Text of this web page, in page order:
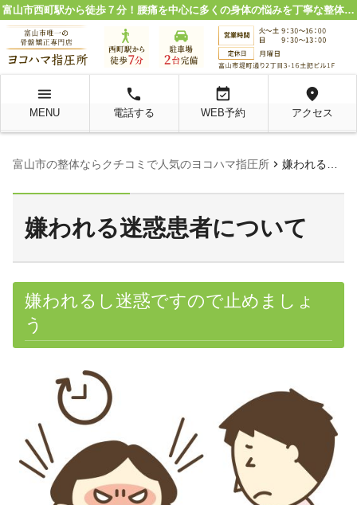
富山市西町駅から徒歩７分！腰痛を中心に多くの身体の悩みを丁寧な整体施術で解決。
menu
MENU
local_phone
電話する
event_available
WEB予約
location_on
アクセス
富山市の整体ならクチコミで人気のヨコハマ指圧所 chevron_right 嫌われる迷惑患者について
嫌われる迷惑患者について
嫌われるし迷惑ですので止めましょ
う